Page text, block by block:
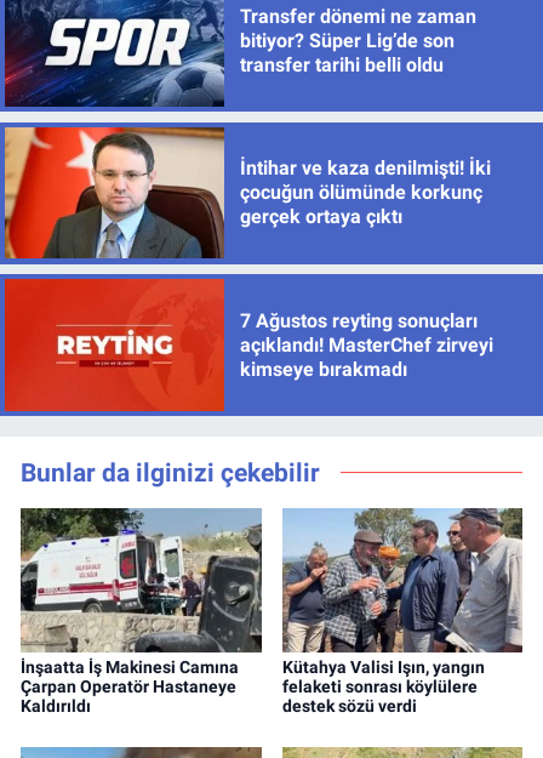
Transfer dönemi ne zaman
bitiyor? Süper Lig’de son
transfer tarihi belli oldu
İntihar ve kaza denilmişti! İki
çocuğun ölümünde korkunç
gerçek ortaya çıktı
7 Ağustos reyting sonuçları
açıklandı! MasterChef zirveyi
kimseye bırakmadı
Bunlar da ilginizi çekebilir
İnşaatta İş Makinesi Camına
Çarpan Operatör Hastaneye
Kaldırıldı
Kütahya Valisi Işın, yangın
felaketi sonrası köylülere
destek sözü verdi